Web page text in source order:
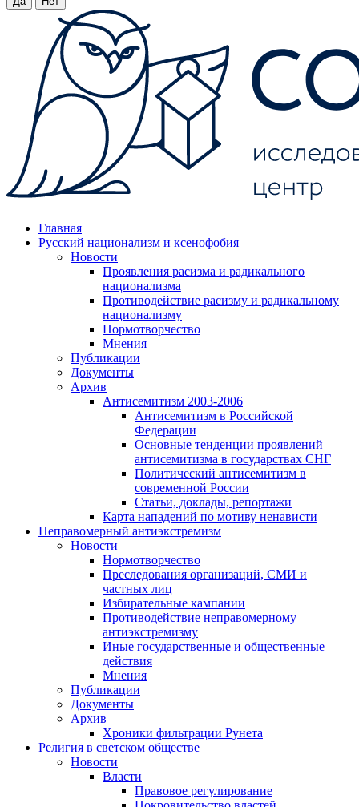
Главная
Русский национализм и ксенофобия
Новости
Проявления расизма и радикального
национализма
Противодействие расизму и радикальному
национализму
Нормотворчество
Мнения
Публикации
Документы
Архив
Антисемитизм 2003-2006
Антисемитизм в Российской
Федерации
Основные тенденции проявлений
антисемитизма в государствах СНГ
Политический антисемитизм в
современной России
Статьи, доклады, репортажи
Карта нападений по мотиву ненависти
Неправомерный антиэкстремизм
Новости
Нормотворчество
Преследования организаций, СМИ и
частных лиц
Избирательные кампании
Противодействие неправомерному
антиэкстремизму
Иные государственные и общественные
действия
Мнения
Публикации
Документы
Архив
Хроники фильтрации Рунета
Религия в светском обществе
Новости
Власти
Правовое регулирование